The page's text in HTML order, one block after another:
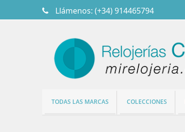
Llámenos: (+34) 914465794
TODAS LAS MARCAS COLECCIONES